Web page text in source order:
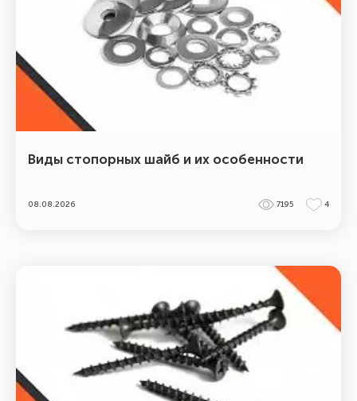
Виды стопорных шайб и их особенности
08.08.2026 7195 4